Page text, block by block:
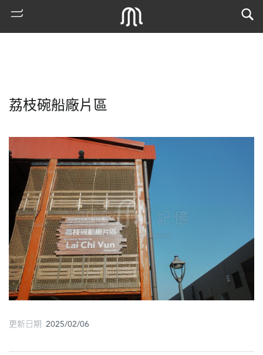
古
地
圖
媽
閣
荔枝碗船廠片區
更新日期 2025/02/06